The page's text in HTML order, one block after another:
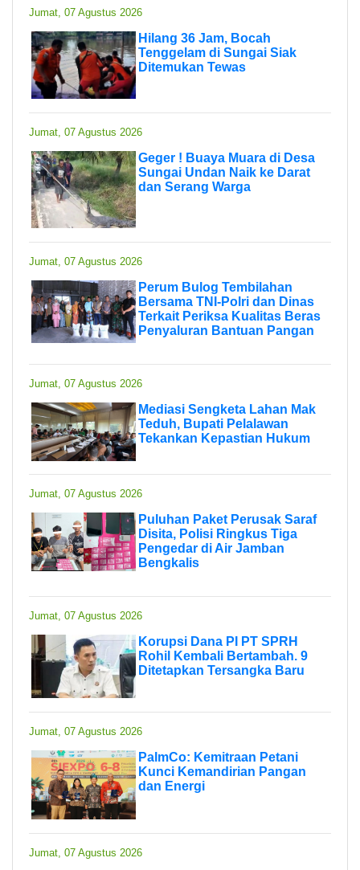
Jumat, 07 Agustus 2026
Hilang 36 Jam, Bocah
Tenggelam di Sungai Siak
Ditemukan Tewas
Jumat, 07 Agustus 2026
Geger ! Buaya Muara di Desa
Sungai Undan Naik ke Darat
dan Serang Warga
Jumat, 07 Agustus 2026
Perum Bulog Tembilahan
Bersama TNI-Polri dan Dinas
Terkait Periksa Kualitas Beras
Penyaluran Bantuan Pangan
Jumat, 07 Agustus 2026
Mediasi Sengketa Lahan Mak
Teduh, Bupati Pelalawan
Tekankan Kepastian Hukum
Jumat, 07 Agustus 2026
Puluhan Paket Perusak Saraf
Disita, Polisi Ringkus Tiga
Pengedar di Air Jamban
Bengkalis
Jumat, 07 Agustus 2026
Korupsi Dana PI PT SPRH
Rohil Kembali Bertambah. 9
Ditetapkan Tersangka Baru
Jumat, 07 Agustus 2026
PalmCo: Kemitraan Petani
Kunci Kemandirian Pangan
dan Energi
Jumat, 07 Agustus 2026